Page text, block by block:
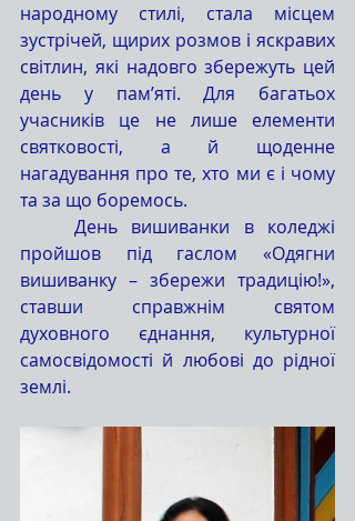
народному стилі, стала місцем
зустрічей, щирих розмов і яскравих
світлин, які надовго збережуть цей
день у пам’яті. Для багатьох
учасників це не лише елементи
святковості, а й щоденне
нагадування про те, хто ми є і чому
та за що боремось.
пройшов під гаслом «Одягни
вишиванку – збережи традицію!»,
ставши справжнім святом
духовного єднання, культурної
самосвідомості й любові до рідної
землі.